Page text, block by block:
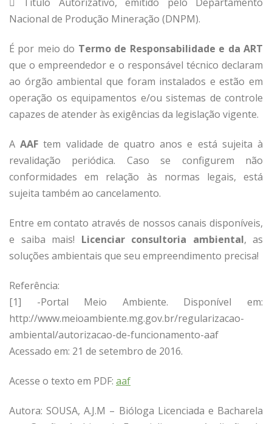
Nacional de Produção Mineração (DNPM).
É por meio do Termo de Responsabilidade e da ART
que o empreendedor e o responsável técnico declaram
ao órgão ambiental que foram instalados e estão em
operação os equipamentos e/ou sistemas de controle
capazes de atender às exigências da legislação vigente.
A AAF tem validade de quatro anos e está sujeita à
revalidação periódica. Caso se configurem não
conformidades em relação às normas legais, está
sujeita também ao cancelamento.
Entre em contato através de nossos canais disponíveis,
e saiba mais! Licenciar consultoria ambiental, as
soluções ambientais que seu empreendimento precisa!
Referência:
[1] -Portal Meio Ambiente. Disponível em:
http://www.meioambiente.mg.gov.br/regularizacao-
ambiental/autorizacao-de-funcionamento-aaf
Acessado em: 21 de setembro de 2016.
Acesse o texto em PDF: aaf
Autora: SOUSA, A.J.M – Bióloga Licenciada e Bacharela